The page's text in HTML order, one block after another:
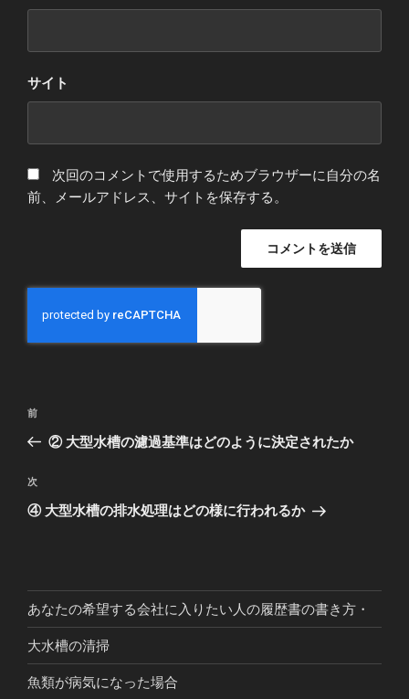
サイト
次回のコメントで使用するためブラウザーに自分の名
前、メールアドレス、サイトを保存する。
投
ビ
ゲ
ン
前
の
稿
前
② 大型水槽の濾過基準はどのように決定されたか
次
の
次
④ 大型水槽の排水処理はどの様に行われるか
あなたの希望する会社に入りたい人の履歴書の書き方・
大水槽の清掃
魚類が病気になった場合